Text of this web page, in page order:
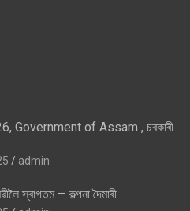
Government of Assam , চৰকাৰী
admin
স্বাগতম – কল্পনা দৈমাৰী